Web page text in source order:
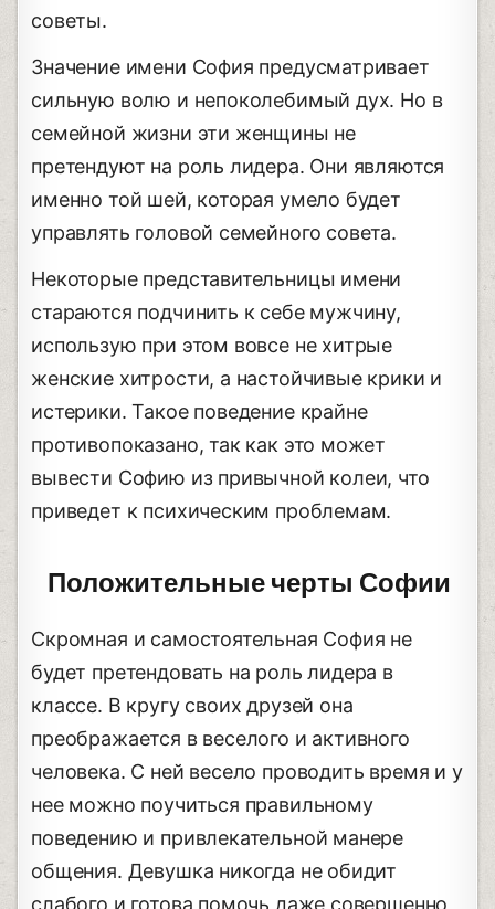
советы.
Значение имени София предусматривает
сильную волю и непоколебимый дух. Но в
семейной жизни эти женщины не
претендуют на роль лидера. Они являются
именно той шей, которая умело будет
управлять головой семейного совета.
Некоторые представительницы имени
стараются подчинить к себе мужчину,
использую при этом вовсе не хитрые
женские хитрости, а настойчивые крики и
истерики. Такое поведение крайне
противопоказано, так как это может
вывести Софию из привычной колеи, что
приведет к психическим проблемам.
Положительные черты Софии
Скромная и самостоятельная София не
будет претендовать на роль лидера в
классе. В кругу своих друзей она
преображается в веселого и активного
человека. С ней весело проводить время и у
нее можно поучиться правильному
поведению и привлекательной манере
общения. Девушка никогда не обидит
слабого и готова помочь даже совершенно